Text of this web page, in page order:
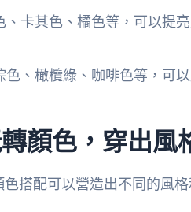
、卡其色、橘色等，可以提
、橄欖綠、咖啡色等，可
顏色，穿出風
搭配可以營造出不同的風